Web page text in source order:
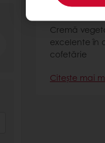
Ambiante
Cremă
excelente în
cofetărie
Citește mai